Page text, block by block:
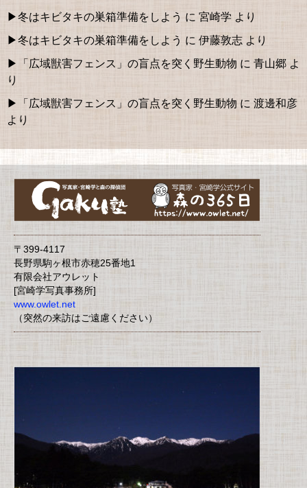
冬はキビタキの巣箱準備をしよう に 宮崎学 より
冬はキビタキの巣箱準備をしよう に 伊藤敦志 より
「広域獣害フェンス」の盲点を突く野生動物 に 青山郷 よ
り
「広域獣害フェンス」の盲点を突く野生動物 に 渡邊和彦
より
〒399-4117
長野県駒ヶ根市赤穂25番地1
有限会社アウレット
[宮崎学写真事務所]
www.owlet.net
（突然の来訪はご遠慮ください）